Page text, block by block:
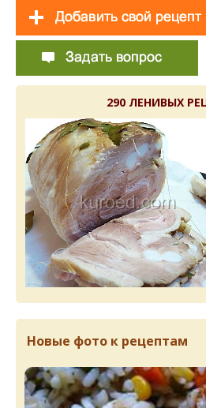
290 ЛЕНИВЫХ
Новые фото к рецептам